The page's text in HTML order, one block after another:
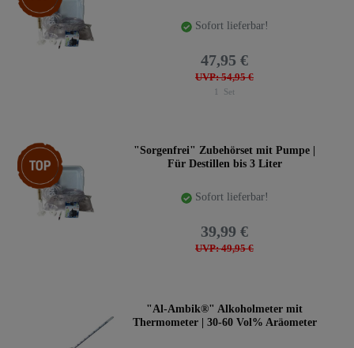
Sofort lieferbar!
UVP: 54,95 €
47,95 €
1 Set
Top-Artikel
"Sorgenfrei" Zubehörset mit Pumpe |
Für Destillen bis 3 Liter
Sofort lieferbar!
UVP: 49,95 €
39,99 €
"Al-Ambik®" Alkoholmeter mit
Thermometer | 30-60 Vol% Aräometer